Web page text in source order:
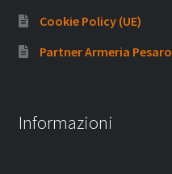
Cookie Policy (UE)
Partner Armeria Pesaro
Informazioni